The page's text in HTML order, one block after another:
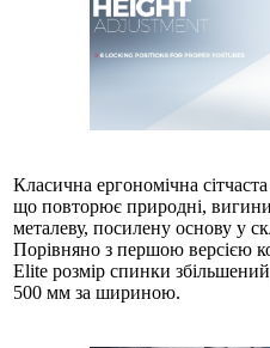
Класична ергономічна
що повторює природні,
металеву, посилену основу у
Порівняно з першою версією
Elite розмір спинки
500 мм за шириною.